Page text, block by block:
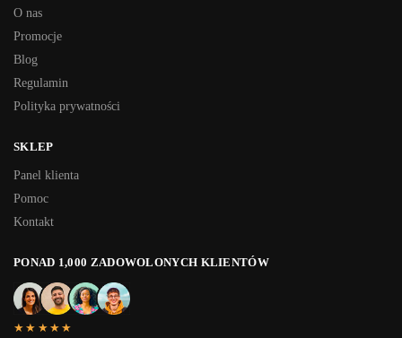
O nas
Promocje
Blog
Regulamin
Polityka prywatności
SKLEP
Panel klienta
Pomoc
Kontakt
PONAD 1,000 ZADOWOLONYCH KLIENTÓW
★★★★★